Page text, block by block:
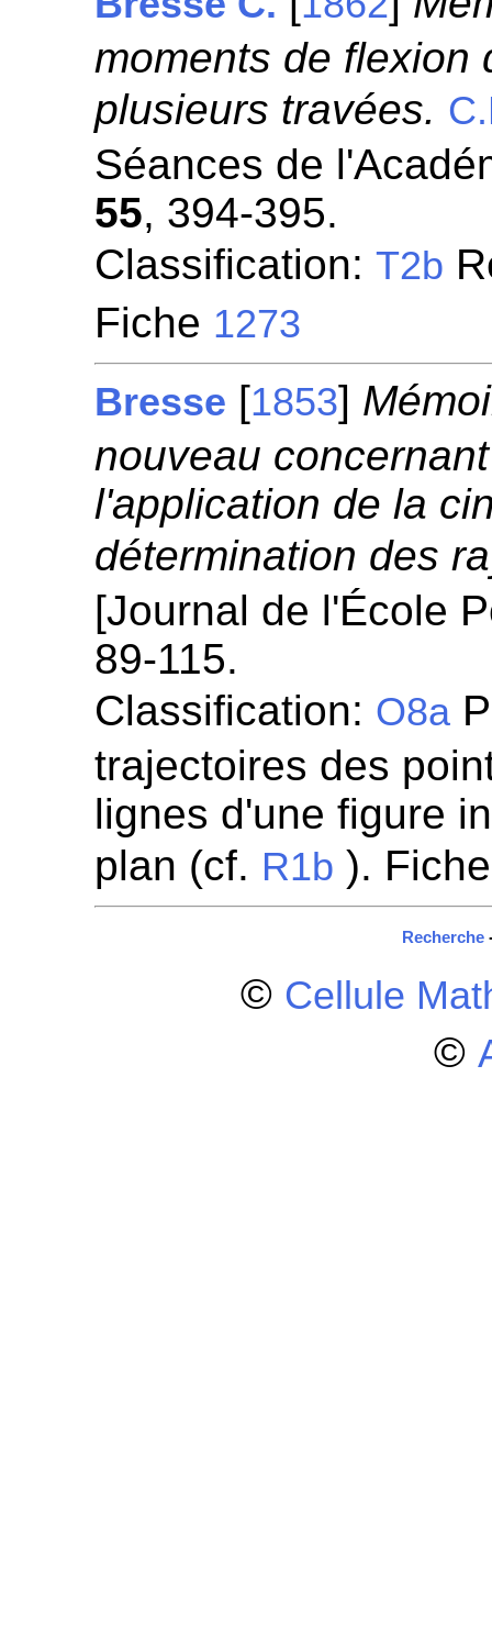
moments de flexion
plusieurs travées.
Séances de
55, 394-395.
Classification:T2b
Fiche 1273
Bresse [1853]
nouveau
l'application de la
détermination des
[Journal de l'École
89-115.
Classification: O8a
trajectoires des
lignes d'une figure
plan (cf. R1b ).
Recherche
© Cellule
©